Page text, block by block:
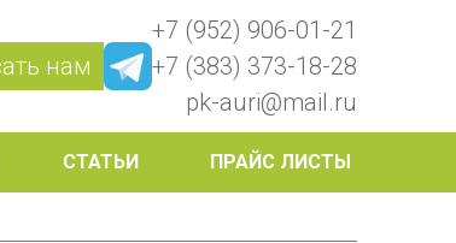
нам
+7 (952) 906-01-21
+7 (383) 373-18-28
pk-auri@mail.ru
СТАТЬИ ПРАЙС ЛИСТЫ